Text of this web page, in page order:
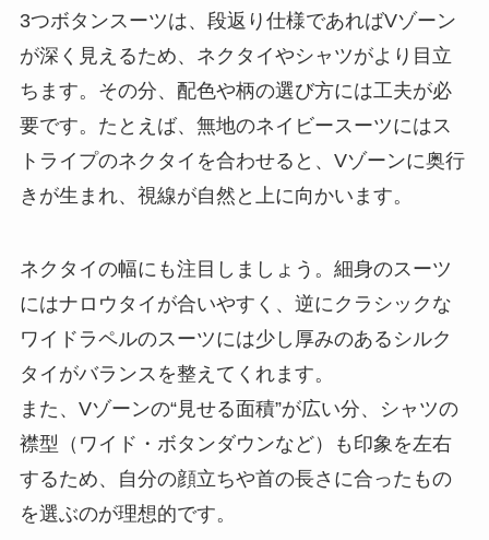
3つボタンスーツは、段返り仕様であればVゾーン
が深く見えるため、ネクタイやシャツがより目立
ちます。その分、配色や柄の選び方には工夫が必
要です。たとえば、無地のネイビースーツにはス
トライプのネクタイを合わせると、Vゾーンに奥行
きが生まれ、視線が自然と上に向かいます。
ネクタイの幅にも注目しましょう。細身のスーツ
にはナロウタイが合いやすく、逆にクラシックな
ワイドラペルのスーツには少し厚みのあるシルク
タイがバランスを整えてくれます。
また、Vゾーンの“見せる面積”が広い分、シャツの
襟型（ワイド・ボタンダウンなど）も印象を左右
するため、自分の顔立ちや首の長さに合ったもの
を選ぶのが理想的です。